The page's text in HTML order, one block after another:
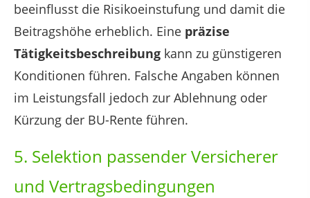
beeinflusst die Risikoeinstufung und damit die
Beitragshöhe erheblich. Eine präzise
Tätigkeitsbeschreibung kann zu günstigeren
Konditionen führen. Falsche Angaben können
im Leistungsfall jedoch zur Ablehnung oder
Kürzung der BU-Rente führen.
5. Selektion passender Versicherer
und Vertragsbedingungen